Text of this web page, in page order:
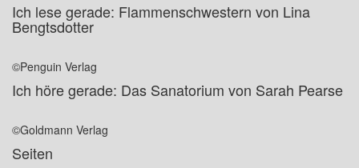
Ich lese gerade: Flammenschwestern von Lina
Bengtsdotter
©Penguin Verlag
Ich höre gerade: Das Sanatorium von Sarah Pearse
©Goldmann Verlag
Seiten